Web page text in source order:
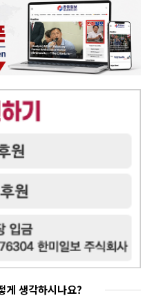
게 생각하시나요?